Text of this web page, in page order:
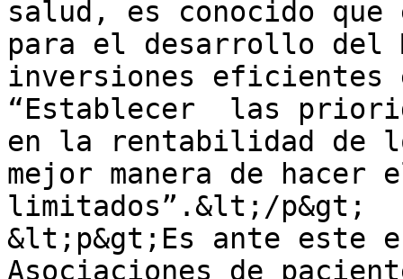
salud, es conocido
para el desarrollo
inversiones eficientes
“Establecer  las
en la rentabilidad de
mejor manera de hacer
limitados”.&lt;/p&gt;
&lt;p&gt;Es ante este
Asociaciones de